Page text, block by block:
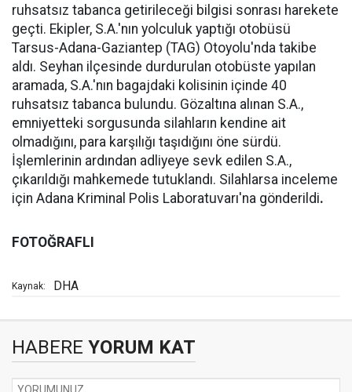
ruhsatsız tabanca getirileceği bilgisi sonrası harekete
geçti. Ekipler, S.A.'nın yolculuk yaptığı otobüsü
Tarsus-Adana-Gaziantep (TAG) Otoyolu'nda takibe
aldı. Seyhan ilçesinde durdurulan otobüste yapılan
aramada, S.A.'nın bagajdaki kolisinin içinde 40
ruhsatsız tabanca bulundu. Gözaltına alınan S.A.,
emniyetteki sorgusunda silahların kendine ait
olmadığını, para karşılığı taşıdığını öne sürdü.
İşlemlerinin ardından adliyeye sevk edilen S.A.,
çıkarıldığı mahkemede tutuklandı. Silahlarsa inceleme
için Adana Kriminal Polis Laboratuvarı'na gönderildi.
FOTOĞRAFLI
Kaynak: DHA
HABERE YORUM KAT